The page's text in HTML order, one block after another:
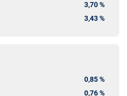
3,70 %
3,43 %
0,85 %
0,76 %